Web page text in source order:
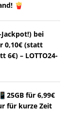
🍟
bei
0,10€ (statt
6€) – LOTTO24-
25GB für 6,99€
für kurze Zeit